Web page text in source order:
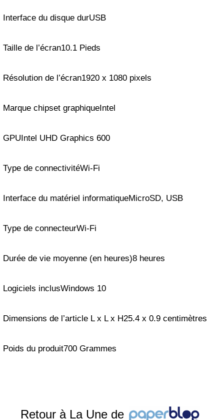
Interface du disque durUSB
Taille de l’écran10.1 Pieds
Résolution de l’écran1920 x 1080 pixels
Marque chipset graphiqueIntel
GPUIntel UHD Graphics 600
Type de connectivitéWi-Fi
Interface du matériel informatiqueMicroSD, USB
Type de connecteurWi-Fi
Durée de vie moyenne (en heures)8 heures
Logiciels inclusWindows 10
Dimensions de l’article L x L x H25.4 x 0.9 centimètres
Poids du produit700 Grammes
Retour à La Une de